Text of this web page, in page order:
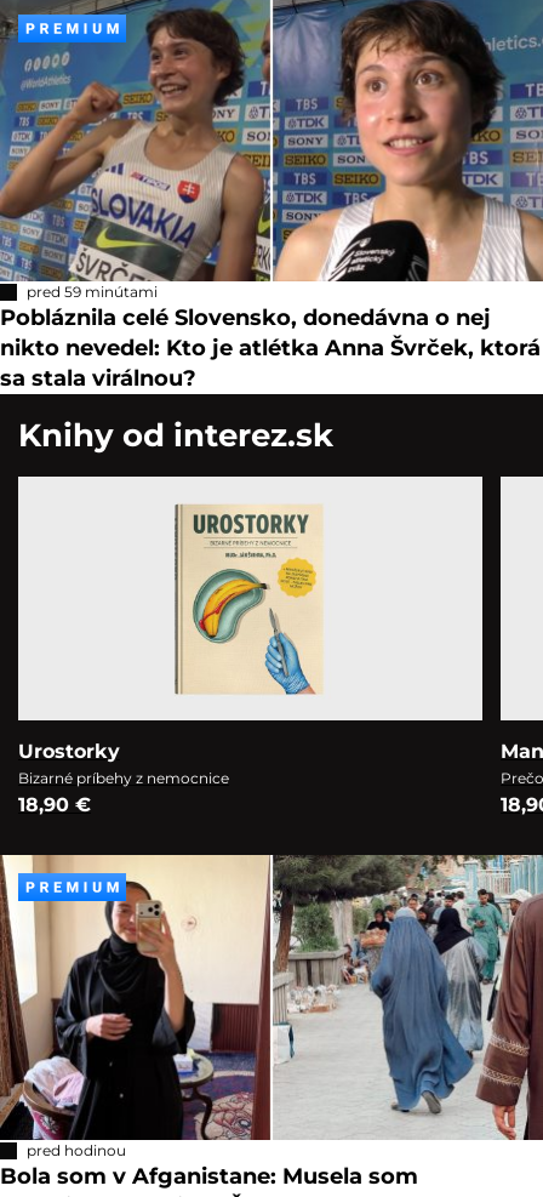
pred 59 minútami
Pobláznila celé Slovensko, donedávna o nej
nikto nevedel: Kto je atlétka Anna Švrček, ktorá
sa stala virálnou?
Knihy od interez.sk
Urostorky
Bizarné príbehy z nemocnice
18,90 €
pred hodinou
Bola som v Afganistane: Musela som